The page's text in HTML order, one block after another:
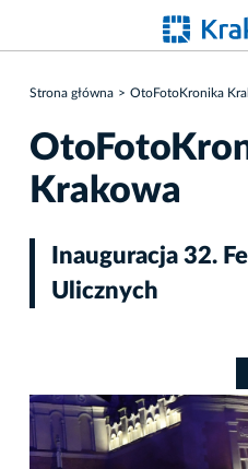
Strona główna OtoFotoKronika
Krakowa
Inauguracja 32.
Ulicznych